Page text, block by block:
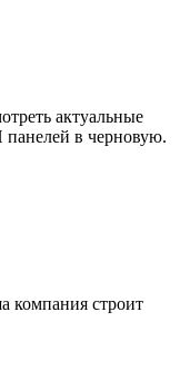
актуальные
в черновую.
компания строит